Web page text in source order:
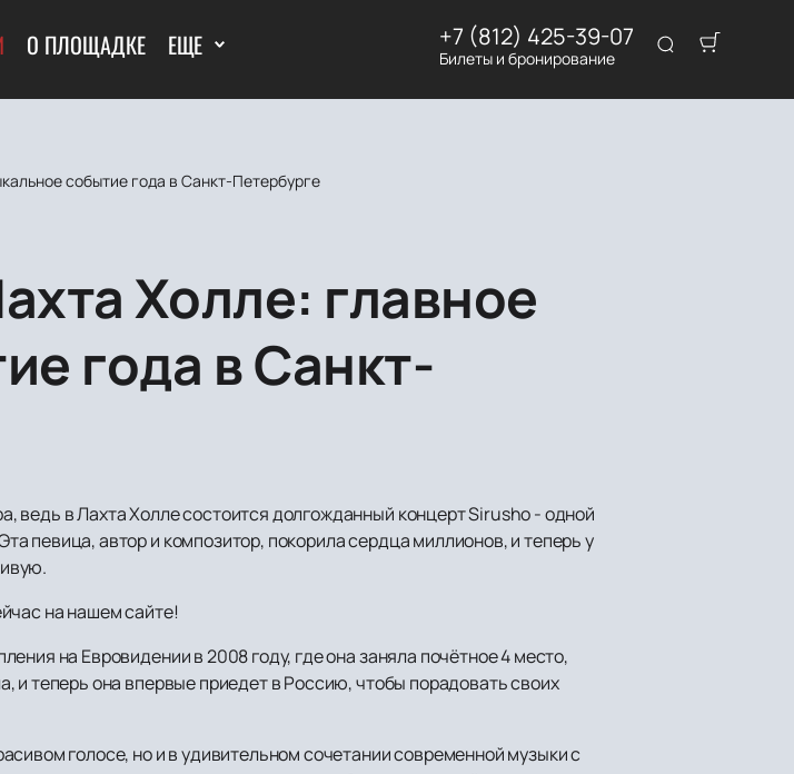
О ПЛОЩАДКЕ ЕЩЕ +7 (812) 425-39-07
Билеты и бронирование
событие года в Санкт-Петербурге
Холле: главное
года в Санкт-
ведь в Лахта Холле состоится долгожданный концерт Sirusho - одной
певица, автор и композитор, покорила сердца миллионов, и теперь у
на нашем сайте!
на Евровидении в 2008 году, где она заняла почётное 4 место,
и теперь она впервые приедет в Россию, чтобы порадовать своих
голосе, но и в удивительном сочетании современной музыки с